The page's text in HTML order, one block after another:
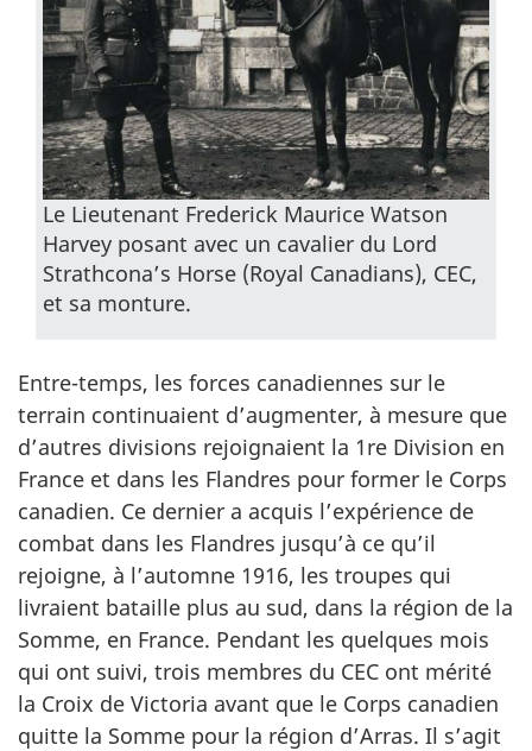
Le Lieutenant Frederick Maurice Watson
Harvey posant avec un cavalier du Lord
Strathcona’s Horse (Royal Canadians), CEC,
et sa monture.
Entre-temps, les forces canadiennes sur le
terrain continuaient d’augmenter, à mesure que
d’autres divisions rejoignaient la 1re Division en
France et dans les Flandres pour former le Corps
canadien. Ce dernier a acquis l’expérience de
combat dans les Flandres jusqu’à ce qu’il
rejoigne, à l’automne 1916, les troupes qui
livraient bataille plus au sud, dans la région de la
Somme, en France. Pendant les quelques mois
qui ont suivi, trois membres du CEC ont mérité
la Croix de Victoria avant que le Corps canadien
quitte la Somme pour la région d’Arras. Il s’agit